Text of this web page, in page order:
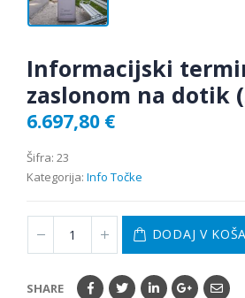
Informacijski
zaslonom na dotik
6.697,80 €
Šifra: 23
Kategorija: Info Točke
DODAJ V
SHARE